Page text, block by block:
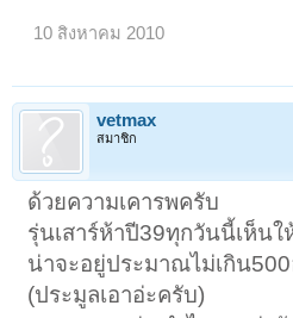
10 สิงหาคม 2010
vetmax
สมาชิก
ด้วยความเคารพครับ
รุ่นเสาร์ห้าปี39ทุกวันนี้เห็นใ
น่าจะอยู่ประมาณไม่เกิน
(ประมูลเอาอ่ะครับ)